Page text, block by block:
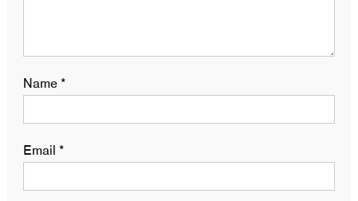
Name*
Email *